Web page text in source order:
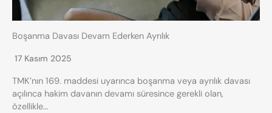
Boşanma Davası Devam Ederken Ayrılık
17 Kasım 2025
TMK’nın 169. maddesi uyarınca boşanma veya ayrılık davası
açılınca hakim davanın devamı süresince gerekli olan,
özellikle…